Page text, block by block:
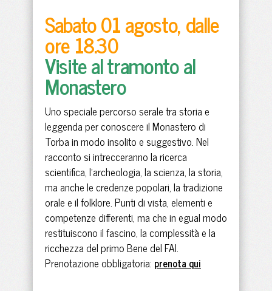
Sabato 01 agosto, dalle
ore 18.30
Visite al tramonto al
Monastero
Uno speciale percorso serale tra storia e
leggenda per conoscere il Monastero di
Torba in modo insolito e suggestivo. Nel
racconto si intrecceranno la ricerca
scientifica, l’archeologia, la scienza, la storia,
ma anche le credenze popolari, la tradizione
orale e il folklore. Punti di vista, elementi e
competenze differenti, ma che in egual modo
restituiscono il fascino, la complessità e la
ricchezza del primo Bene del FAI.
Prenotazione obbligatoria: prenota qui